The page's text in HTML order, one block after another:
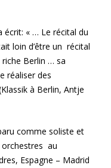
écrit: « … Le récital du
loin d’être un récital
riche Berlin … sa
réaliser des
à Berlin, Antje
comme soliste et
orchestres au
Espagne – Madrid